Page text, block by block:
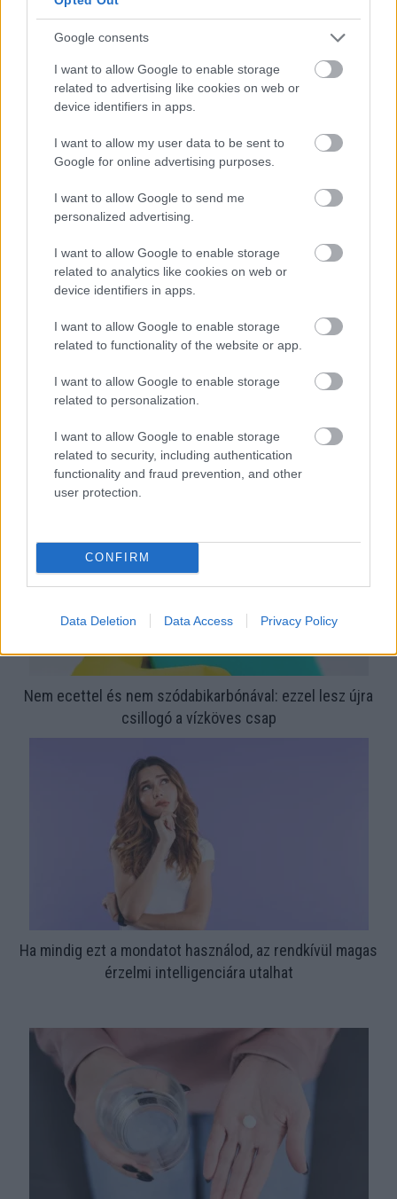
Google consents
I want to allow Google to enable storage
related to advertising like cookies on web or
device identifiers in apps.
I want to allow my user data to be sent to
Google for online advertising purposes.
I want to allow Google to send me
personalized advertising.
I want to allow Google to enable storage
related to analytics like cookies on web or
device identifiers in apps.
I want to allow Google to enable storage
related to functionality of the website or app.
I want to allow Google to enable storage
related to personalization.
I want to allow Google to enable storage
related to security, including authentication
functionality and fraud prevention, and other
user protection.
CONFIRM
Data Deletion Data Access Privacy Policy
Orvos figyelmeztet: ezt az apró reggeli tünetet ne
Ezért párásodik be állandóan az ablak – egyszerűbb a
megoldás, mint gondolnád
Nem ecettel és nem szódabikarbónával: ezzel lesz újra
csillogó a vízköves csap
Ha mindig ezt a mondatot használod, az rendkívül magas
érzelmi intelligenciára utalhat